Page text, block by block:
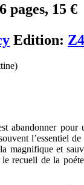
pages, 15 €
Edition:
abandonner pour
l’essentiel
magnifique et
recueil de la